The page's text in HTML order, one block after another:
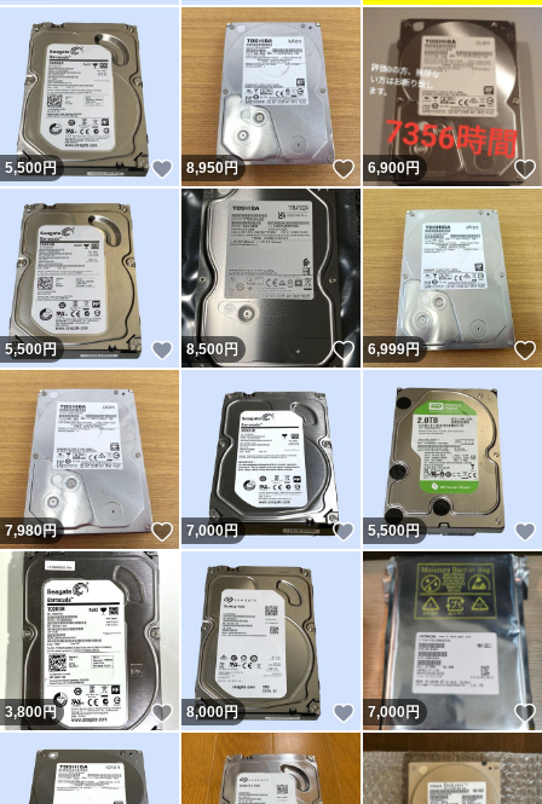
5,500円 いいね！
8,950円 いいね！
6,900円
5,500円 いいね！
8,500円 いいね！
6,999円
7,980円 いいね！
7,000円 いいね！
5,500円
3,800円 いいね！
8,000円 いいね！
7,000円